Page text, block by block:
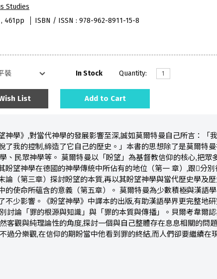
Studies
461pp
ISBN / ISSN : 978-962-8911-15-8
In Stock Quantity:
List Add to Cart
神學》,對當代神學的發展影響至深,誠如莫爾特曼自己所言：「
了我的控制,締造了它自己的歷史。」本書的思想除了是莫爾特
、民眾神學等。 莫爾特曼以「盼望」為基督教信仰的核心,把
盼望神學在德國的神學傳統中所佔有的地位（第一 章）,跟分
論（第三章）探討盼望的本質,再以其盼望神學與當代歷史學及
的使命所蘊含的意義（第五章）。 莫爾特曼為少數積極與漢語
不少影響。《盼望神學》中譯本的出版,有助漢語學界更完整地
討論「罪的根源與知識」與「罪的本質與傳播」。貝爾考韋爾
客觀與純理論性的角度,探討一個與自己整體存在息息相關的問
過分樂觀,在信仰的期盼當中他看到罪的終結,而人們卻要繼續在